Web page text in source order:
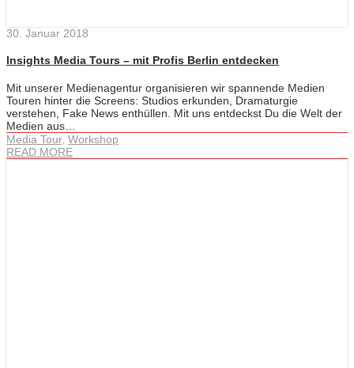
30. Januar 2018
Insights Media Tours – mit Profis Berlin entdecken
Mit unserer Medienagentur organisieren wir spannende Medien
Touren hinter die Screens: Studios erkunden, Dramaturgie
verstehen, Fake News enthüllen. Mit uns entdeckst Du die Welt der
Medien aus…
Media Tour, Workshop
READ MORE